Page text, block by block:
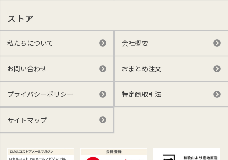
ストア
私たちについて 会社概要
お問い合わせ おまとめ注文
プライバシーポリシー 特定商取引法
サイトマップ